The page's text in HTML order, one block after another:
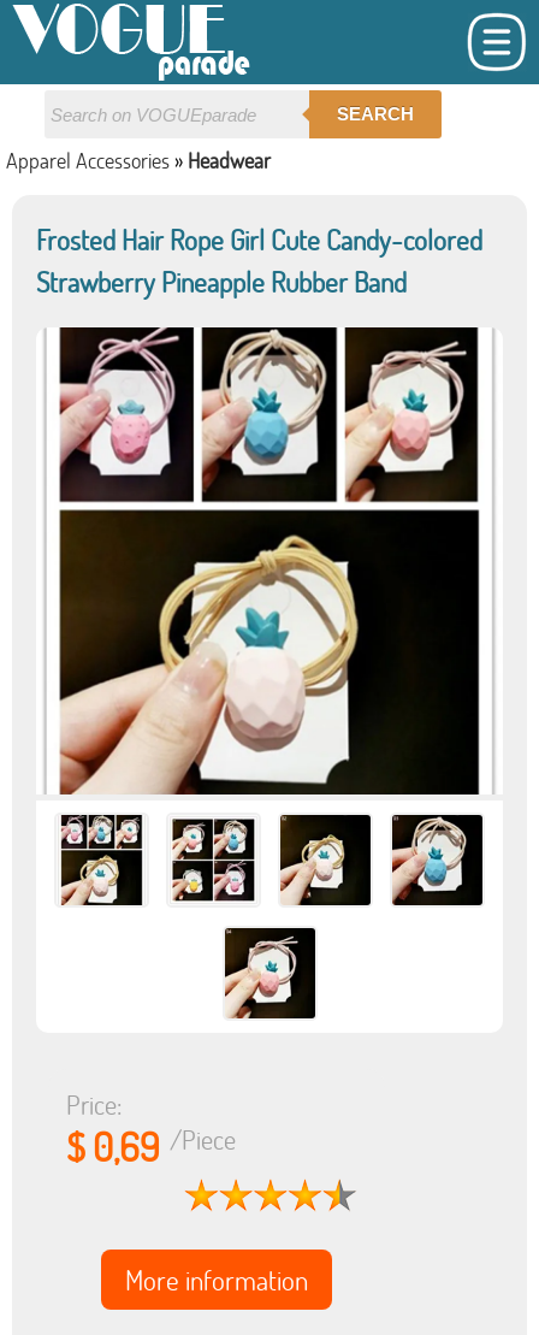
SEARCH
Apparel Accessories » Headwear
Frosted Hair Rope Girl Cute Candy-colored
Strawberry Pineapple Rubber Band
Price:
$ 0,69 /Piece
More information